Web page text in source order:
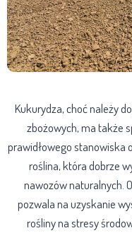
Kukurydza, choć należy
zbożowych, ma także
prawidłowego stanowiska
roślina, która dobrze
nawozów naturalnych.
pozwala na uzyskanie
rośliny na stresy